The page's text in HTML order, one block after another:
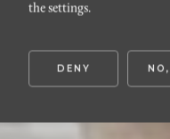
the settings.
DENY